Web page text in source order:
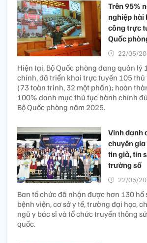
Trên 95%
nghiệp hài
công trực
Quốc
22/05/
Hiện tại, Bộ Quốc phòng đang quản lý
chính, đã triển khai trực tuyến 105
(73 toàn trình, 32 một phần); hoàn
100% danh mục thủ tục hành chính
Bộ Quốc phòng năm 2025.
Vinh danh
chuyên
tin giả, tin
trường số
22/05/
Ban tổ chức đã nhận được hơn 130 hồ
bệnh viện, cơ sở y tế, trường đại học,
ngũ y bác sĩ và tổ chức truyền thông
quốc.